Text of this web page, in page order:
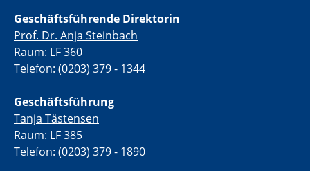
Geschäftsführende Direktorin
Prof. Dr. Anja Steinbach
Raum: LF 360
Telefon: (0203) 379 - 1344
Geschäftsführung
Tanja Tästensen
Raum: LF 385
Telefon: (0203) 379 - 1890